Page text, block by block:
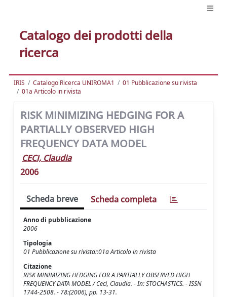
Catalogo dei prodotti della
ricerca
IRIS Catalogo Ricerca UNIROMA1
01 Pubblicazione su rivista
01a Articolo in rivista
RISK MINIMIZING HEDGING FOR A
PARTIALLY OBSERVED HIGH
FREQUENCY DATA MODEL
CECI, Claudia
2006
Scheda breve Scheda completa
Anno di pubblicazione
2006
Tipologia
01 Pubblicazione su rivista::01a Articolo in rivista
Citazione
RISK MINIMIZING HEDGING FOR A PARTIALLY OBSERVED HIGH
FREQUENCY DATA MODEL / Ceci, Claudia. - In: STOCHASTICS. - ISSN
1744-2508. - 78:(2006), pp. 13-31.